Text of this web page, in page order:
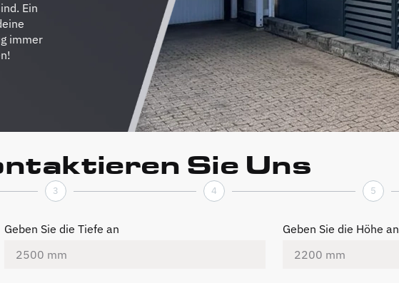
Ein
immer
Sie Uns
3 4 5
Geben Sie die Tiefe an Geben Sie die Höhe an